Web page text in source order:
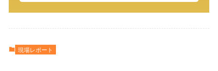
現場レポート